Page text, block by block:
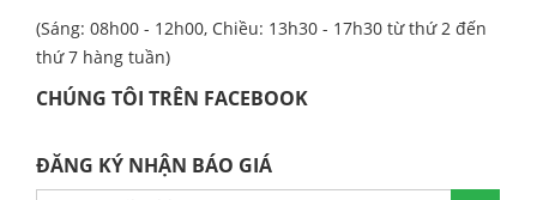
(Sáng: 08h00 - 12h00, Chiều: 13h30 - 17h30 từ thứ 2 đến
thứ 7 hàng tuần)
CHÚNG TÔI TRÊN FACEBOOK
ĐĂNG KÝ NHẬN BÁO GIÁ